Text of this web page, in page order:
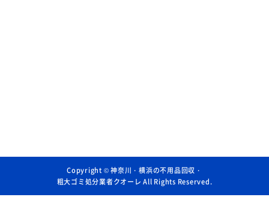
Copyright ©神奈川・横浜の不用品回収・
粗大ゴミ処分業者クオーレ
All Rights Reserved.